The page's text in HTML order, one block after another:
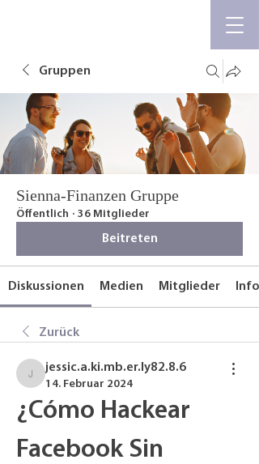
Gruppen
Sienna-Finanzen Gruppe
Öffentlich · 36 Mitglieder
Beitreten
Diskussionen Medien Mitglieder Info
Zurück
jessic.a.ki.mb.er.ly82.8.6
jessic.a.ki.mb.er.ly82.8.6
14. Februar 2024
¿Cómo Hackear
Facebook Sin